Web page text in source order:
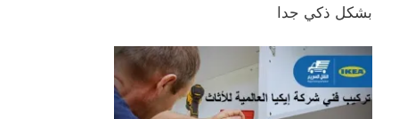
بشكل ذكي جدا